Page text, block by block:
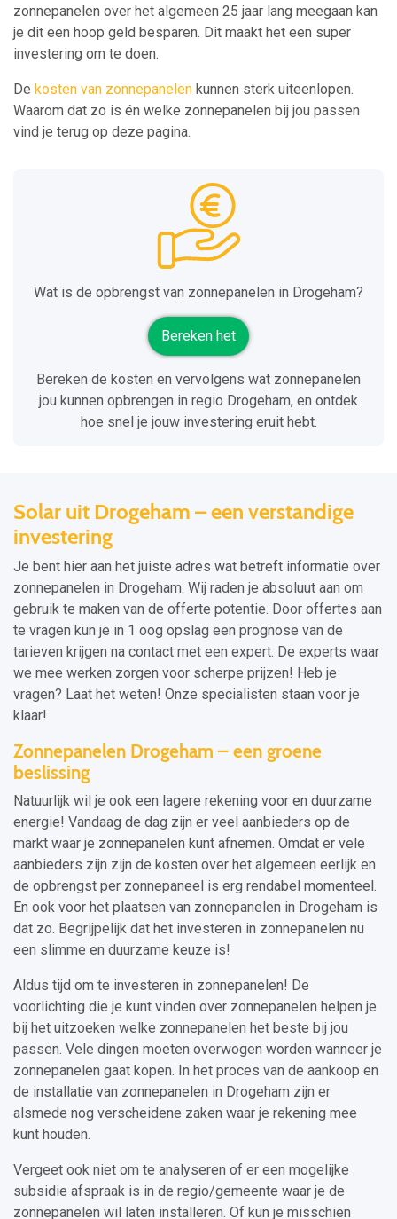
zonnepanelen over het algemeen 25 jaar lang meegaan kan
je dit een hoop geld besparen. Dit maakt het een super
investering om te doen.
De kosten van zonnepanelen kunnen sterk uiteenlopen.
Waarom dat zo is én welke zonnepanelen bij jou passen
vind je terug op deze pagina.
Wat is de opbrengst van zonnepanelen in Drogeham?
Bereken het
Bereken de kosten en vervolgens wat zonnepanelen
jou kunnen opbrengen in regio Drogeham, en ontdek
hoe snel je jouw investering eruit hebt.
Solar uit Drogeham – een verstandige
investering
Je bent hier aan het juiste adres wat betreft informatie over
zonnepanelen in Drogeham. Wij raden je absoluut aan om
gebruik te maken van de offerte potentie. Door offertes aan
te vragen kun je in 1 oog opslag een prognose van de
tarieven krijgen na contact met een expert. De experts waar
we mee werken zorgen voor scherpe prijzen! Heb je
vragen? Laat het weten! Onze specialisten staan voor je
klaar!
Zonnepanelen Drogeham – een groene
beslissing
Natuurlijk wil je ook een lagere rekening voor en duurzame
energie! Vandaag de dag zijn er veel aanbieders op de
markt waar je zonnepanelen kunt afnemen. Omdat er vele
aanbieders zijn zijn de kosten over het algemeen eerlijk en
de opbrengst per zonnepaneel is erg rendabel momenteel.
En ook voor het plaatsen van zonnepanelen in Drogeham is
dat zo. Begrijpelijk dat het investeren in zonnepanelen nu
een slimme en duurzame keuze is!
Aldus tijd om te investeren in zonnepanelen! De
voorlichting die je kunt vinden over zonnepanelen helpen je
bij het uitzoeken welke zonnepanelen het beste bij jou
passen. Vele dingen moeten overwogen worden wanneer je
zonnepanelen gaat kopen. In het proces van de aankoop en
de installatie van zonnepanelen in Drogeham zijn er
alsmede nog verscheidene zaken waar je rekening mee
kunt houden.
Vergeet ook niet om te analyseren of er een mogelijke
subsidie afspraak is in de regio/gemeente waar je de
zonnepanelen wil laten installeren. Of kun je misschien